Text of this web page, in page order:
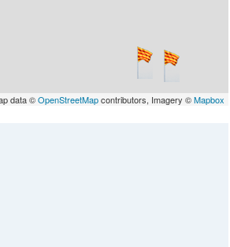
data ©OpenStreetMapcontributors, Imagery ©Mapbox